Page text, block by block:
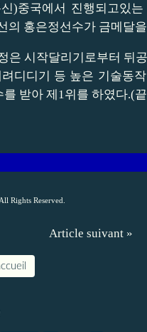
)중국에서 진행되고있
의 홍은정선수가 금메달
은 시작달리기로부터 뒤
디디기 등 높은 기술동
받아 제1위를 하였다.(
Rights Reserved.
Article suivant »